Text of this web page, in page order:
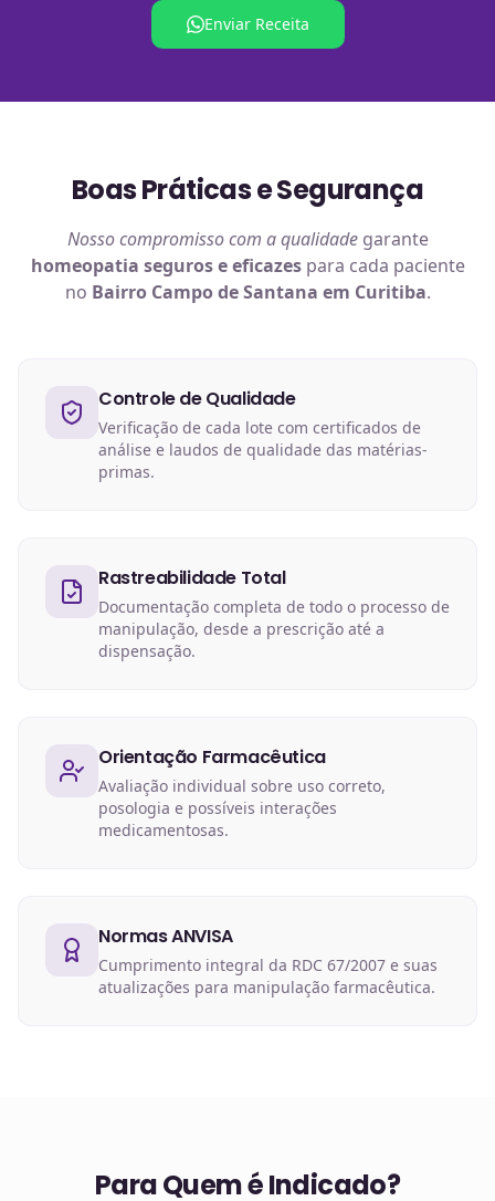
Enviar Receita
Boas Práticas e Segurança
Nosso compromisso com a qualidadegarante
homeopatia seguros e eficazespara cada paciente
no Bairro Campo de Santana em Curitiba.
Controle de Qualidade
Verificação de cada lote com certificados de
análise e laudos de qualidade das matérias-
primas.
Rastreabilidade Total
Documentação completa de todo o processo de
manipulação, desde a prescrição até a
dispensação.
Orientação Farmacêutica
Avaliação individual sobre uso correto,
posologia e possíveis interações
medicamentosas.
Normas ANVISA
Cumprimento integral da RDC 67/2007 e suas
atualizações para manipulação farmacêutica.
Para Quem é Indicado?